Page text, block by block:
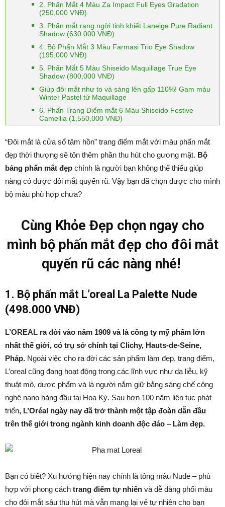
2. Phấn Mắt 4 Màu Za Impact Full Eyes Gradation
(250,000 VNĐ)
3. Phấn mắt rạng ngời tinh khiết Laneige Pure Radiant
Shadow (630.000 VNĐ)
4. Bộ Phấn Mắt 3 Màu Farmasi Trio Eye Shadow
(195,000 VNĐ)
5. Phấn Mắt 5 Màu Shiseido Maquillage True Eye
Shadow (800,000 VNĐ)
Giúp đôi mắt như to và sáng lên gấp 110%! Gam màu
Winter Pastel từ Maquillage
6. Phấn Trang Điểm mắt 6 Màu Shiseido Festive
Camellia (1,550,000 VNĐ)
“Đôi mắt là cửa sổ tâm hồn” trang điểm mắt với màu phấn mắt
đẹp thời thượng sẽ tôn thêm phần thu hút cho gương mặt. Bộ
bảng phấn mắt đẹp chính là người bạn không thể thiếu giúp
nàng có được đôi mắt quyến rũ. Vậy bạn đã chọn được cho mình
bộ màu phù hợp chưa?
Cùng Khỏe Đẹp chọn ngay cho
mình bộ phấn mắt đẹp cho đôi mắt
quyến rũ các nàng nhé!
1. Bộ phấn mắt L’oreal La Palette Nude
(498.000 VNĐ)
L’OREAL ra đời vào năm 1909 và là công ty mỹ phẩm lớn
nhất thế giới, có trụ sở chính tại Clichy, Hauts-de-Seine,
Pháp. Ngoài việc cho ra đời các sản phẩm làm đẹp, trang điểm,
L’oreal cũng đang hoạt động trong các lĩnh vực như da liễu, kỹ
thuật mô, dược phẩm và là người nắm giữ bằng sáng chế công
nghệ nano hàng đầu tại Hoa Kỳ. Sau hơn 100 năm liên tục phát
triển, L’Oréal ngày nay đã trở thành một tập đoàn dẫn đầu
trên thế giới trong ngành kinh doanh độc đáo – Làm đẹp.
Bạn có biết? Xu hướng hiện nay chính là tông màu Nude – phù
hợp với phong cách trang điểm tự nhiên và dễ dàng phối màu
cho đôi mắt sâu thu hút mà vẫn mang lại vẻ tự nhiên cho bạn